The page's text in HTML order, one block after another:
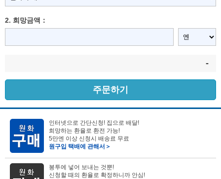
2. 희망금액：
-
주문하기
인터넷으로 간단신청! 집으로 배달!
희망하는 환율로 환전 가능!
5만엔 이상 신청시 배송료 무료
원구입 택배에 관해서＞
봉투에 넣어 보내는 것뿐!
신청할 때의 환율로 확정하니까 안심!